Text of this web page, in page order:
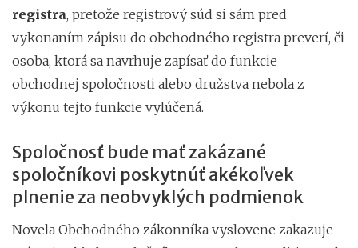
registra, pretože registrový súd si sám pred
vykonaním zápisu do obchodného registra preverí, či
osoba, ktorá sa navrhuje zapísať do funkcie
obchodnej spoločnosti alebo družstva nebola z
výkonu tejto funkcie vylúčená.
Spoločnosť bude mať zakázané
spoločníkovi poskytnúť akékoľvek
plnenie za neobvyklých podmienok
Novela Obchodného zákonníka vyslovene zakazuje